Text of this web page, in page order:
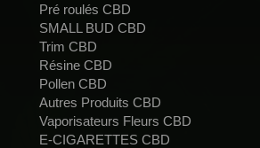
Pré roulés CBD
SMALL BUD CBD
Trim CBD
Résine CBD
Pollen CBD
Autres Produits CBD
Vaporisateurs Fleurs CBD
E-CIGARETTES CBD